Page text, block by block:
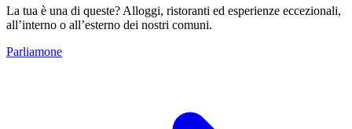
La tua è una di queste? Alloggi, ristoranti ed esperienze eccezionali,
all’interno o all’esterno dei nostri comuni.
Parliamone